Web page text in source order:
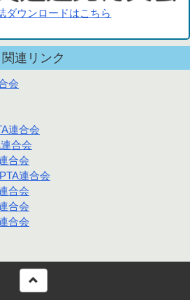
ダウンロードはこちら
関連リンク
会
連合会
合会
合会
連合会
合会
合会
合会